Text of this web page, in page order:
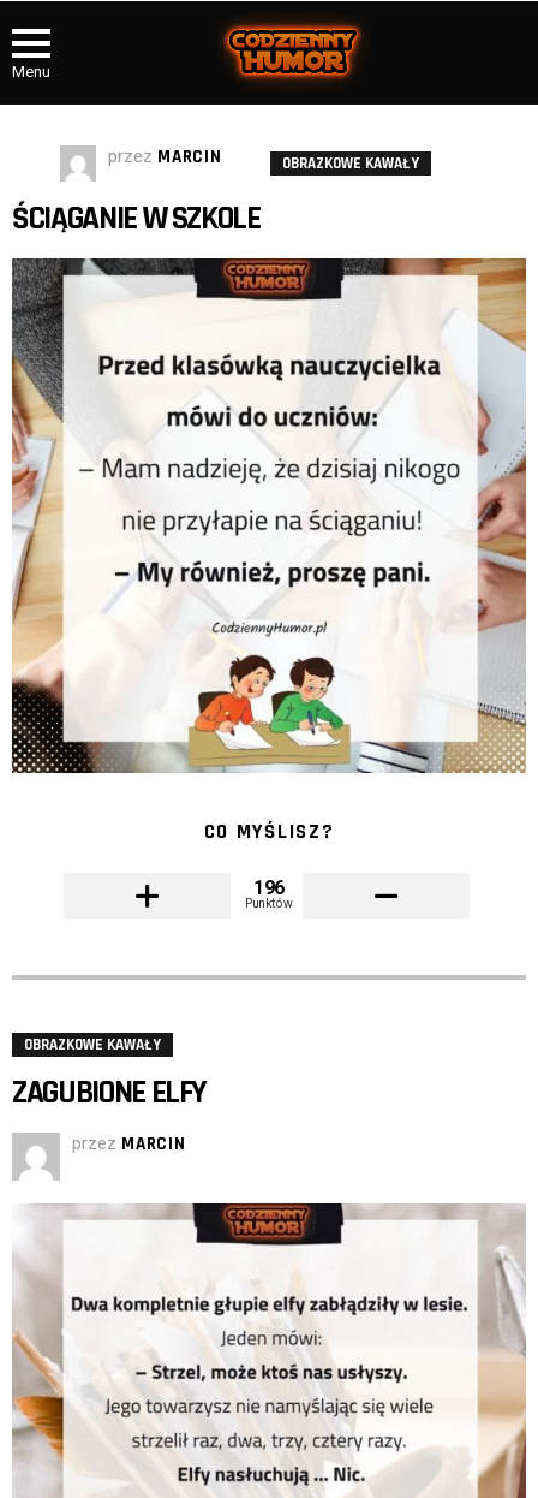
Menu
przez MARCIN OBRAZKOWE KAWAŁY
ŚCIĄGANIE W SZKOLE
CO MYŚLISZ?
196
Punktów
OBRAZKOWE KAWAŁY
ZAGUBIONE ELFY
przez MARCIN